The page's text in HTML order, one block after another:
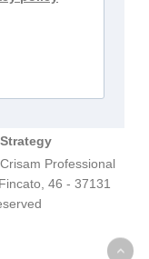
Professional
46 - 37131